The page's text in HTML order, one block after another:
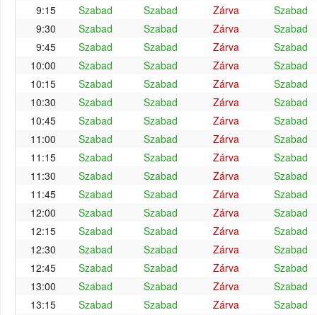
9:15
Szabad Szabad Zárva
Szabad
9:30
Szabad Szabad Zárva
Szabad
9:45
Szabad Szabad Zárva
Szabad
10:00
Szabad Szabad Zárva
Szabad
10:15
Szabad Szabad Zárva
Szabad
10:30
Szabad Szabad Zárva
Szabad
10:45
Szabad Szabad Zárva
Szabad
11:00
Szabad Szabad Zárva
Szabad
11:15
Szabad Szabad Zárva
Szabad
11:30
Szabad Szabad Zárva
Szabad
11:45
Szabad Szabad Zárva
Szabad
12:00
Szabad Szabad Zárva
Szabad
12:15
Szabad Szabad Zárva
Szabad
12:30
Szabad Szabad Zárva
Szabad
12:45
Szabad Szabad Zárva
Szabad
13:00
Szabad Szabad Zárva
Szabad
13:15
Szabad Szabad Zárva
Szabad